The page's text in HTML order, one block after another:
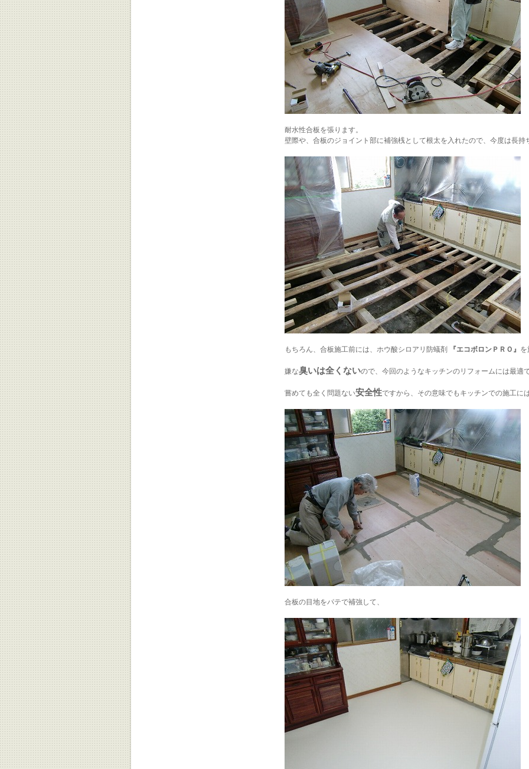
耐水性合板を張ります。
壁際や、合板のジョイント部に補強桟として根太を入れたので、今度は長持
もちろん、合板施工前には、ホウ酸シロアリ防蟻剤 『エコボロンＰＲＯ』 を
嫌な臭いは全くないので、今回のようなキッチンのリフォームには最適で
嘗めても全く問題ない安全性ですから、その意味でもキッチンでの施工に
合板の目地をパテで補強して、